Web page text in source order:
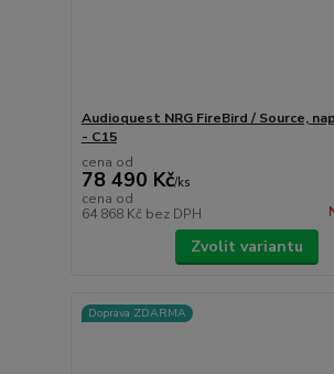
Audioquest NRG FireBird / Source,
- C15
cena od
78 490 Kč/ks
cena od
64 868 Kč bez DPH
Zvolit variantu
Doprava ZDARMA